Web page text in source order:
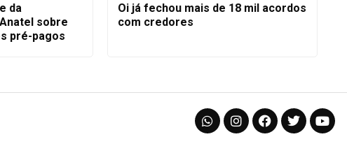
da
sobre
pré-pagos
Oi já fechou mais de 18 mil acordos
com credores